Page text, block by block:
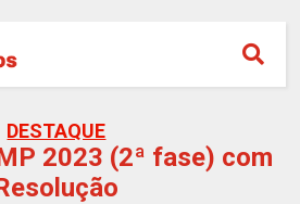
DESTAQUE
2023 (2ª fase) com